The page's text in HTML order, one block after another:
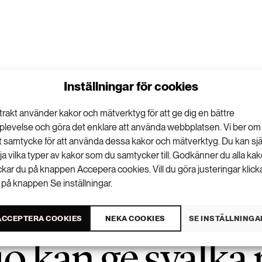
Inställningar för cookies
använder kakor och mätverktyg för att ge dig en bättre
och göra det enklare att använda webbplatsen. Vi ber om
samtycke för att använda dessa kakor och mätverktyg. Du kan
vilka typer av kakor som du samtycker till. Godkänner du alla
du på knappen Accepera cookies. Vill du göra justeringar
knappen Se inställningar.
COOKIES NEKA COOKIES SE